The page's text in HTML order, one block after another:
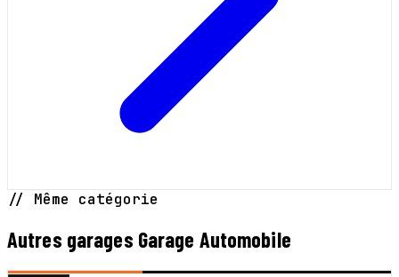
// Même catégorie
Autres garages Garage Automobile